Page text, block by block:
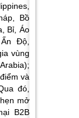
Bồ
Bỉ, Áo
Độ,
vùng
và
đó,
mở
B2B